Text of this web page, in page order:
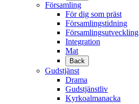
Församling
För dig som präst
Församlingstidning
Församlingsutveckling
Integration
Mat
Back
Gudstjänst
Drama
Gudstjänstliv
Kyrkoalmanacka